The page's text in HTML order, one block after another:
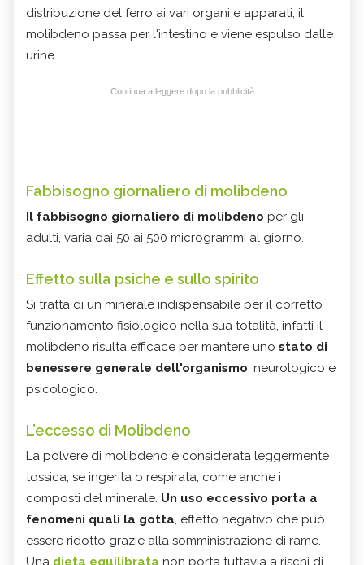
distribuzione del ferro ai vari organi e apparati; il
molibdeno passa per l'intestino e viene espulso dalle
urine.
Continua a leggere dopo la pubblicità
Fabbisogno giornaliero di molibdeno
Il fabbisogno giornaliero di molibdeno per gli
adulti, varia dai 50 ai 500 microgrammi al giorno.
Effetto sulla psiche e sullo spirito
Si tratta di un minerale indispensabile per il corretto
funzionamento fisiologico nella sua totalità, infatti il
molibdeno risulta efficace per mantere uno stato di
benessere generale dell'organismo , neurologico e
psicologico.
L’eccesso di Molibdeno
La polvere di molibdeno è considerata leggermente
tossica, se ingerita o respirata, come anche i
composti del minerale. Un uso eccessivo porta a
fenomeni quali la gotta , effetto negativo che può
essere ridotto grazie alla somministrazione di rame.
Una dieta equilibrata non porta tuttavia a rischi di